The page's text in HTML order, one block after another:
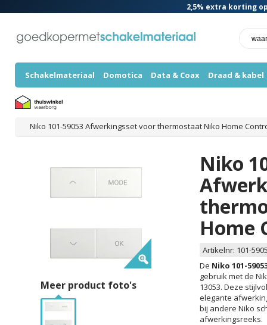
2,5% extra korting
Schakelmateriaal Domotica Data & Coax Draad & kabel
Niko 101-59053 Afwerkingsset voor thermostaat Niko Home
Niko
Home
Artikelnr: 101-
De Niko 101-
gebruik met de
13053. Deze
elegante
bij andere Niko
afwerkingsreeks.
Meer product foto's